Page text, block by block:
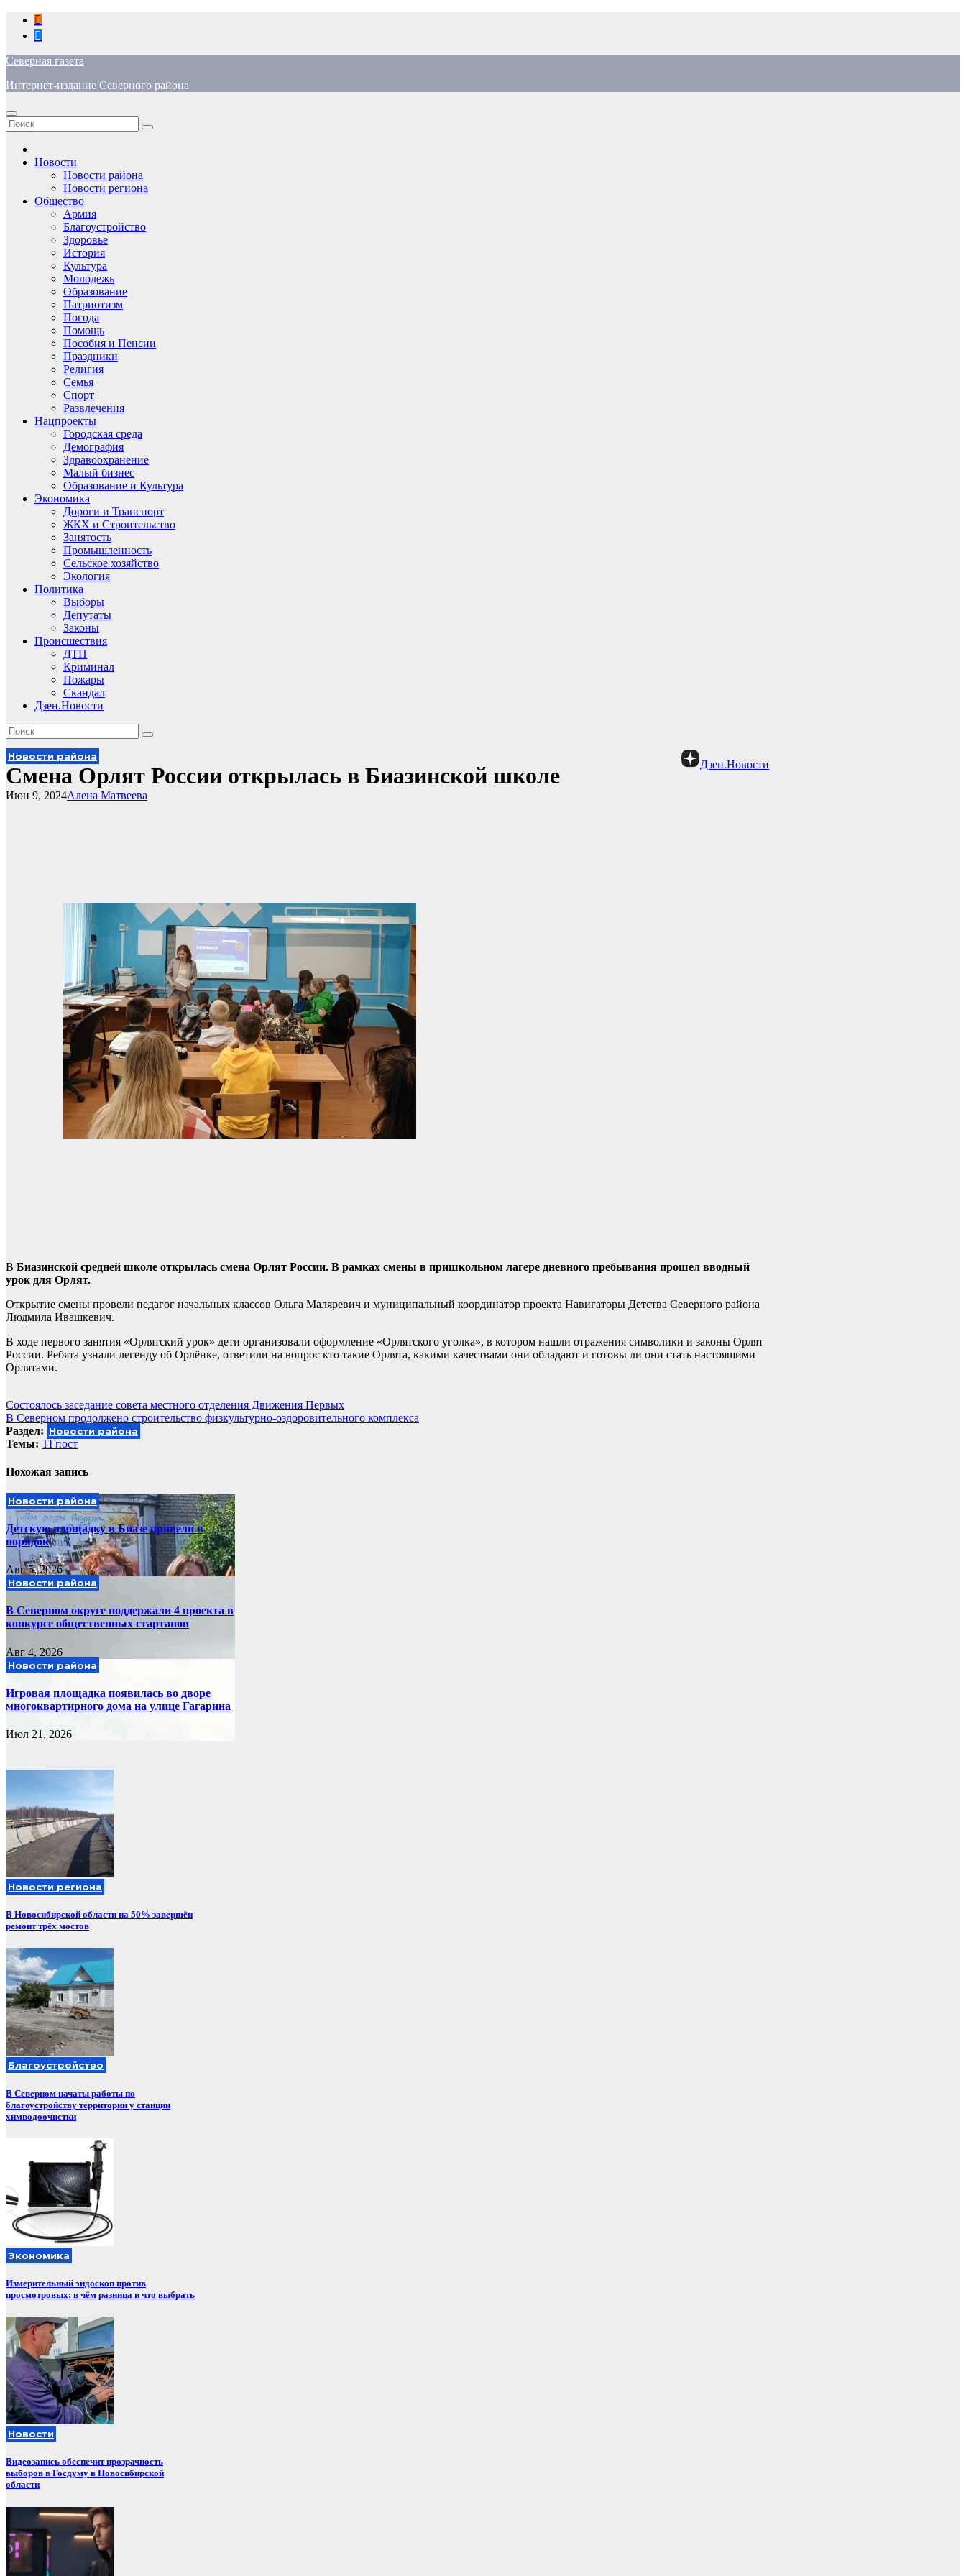
Перейти
содержимому
Северная газета
Интернет-издание Северного района
Новости
Новости района
Новости региона
Общество
Армия
Благоустройство
Здоровье
История
Культура
Молодежь
Образование
Патриотизм
Погода
Помощь
Пособия и Пенсии
Праздники
Религия
Семья
Спорт
Развлечения
Нацпроекты
Городская среда
Демография
Здравоохранение
Малый бизнес
Образование и Культура
Экономика
Дороги и Транспорт
ЖКХ и Строительство
Занятость
Промышленность
Сельское хозяйство
Экология
Политика
Выборы
Депутаты
Законы
Происшествия
ДТП
Криминал
Пожары
Скандал
Дзен.Новости
Дзен.Новости
Новости района
Смена Орлят России открылась в Биазинской школе
Алена Матвеева
Июн 9, 2024
В Биазинской средней школе открылась смена Орлят России. В рамках смены в пришкольном лагере дневного пребывания прошел вводный
урок для Орлят.
Открытие смены провели педагог начальных классов Ольга Маляревич и муниципальный координатор проекта Навигаторы Детства Северного района
Людмила Ивашкевич.
В ходе первого занятия «Орлятский урок» дети организовали оформление «Орлятского уголка», в котором нашли отражения символики и законы Орлят
России. Ребята узнали легенду об Орлёнке, ответили на вопрос кто такие Орлята, какими качествами они обладают и готовы ли они стать настоящими
Орлятами.
Навигация
по
записям
Состоялось заседание совета местного отделения Движения Первых
В Северном продолжено строительство физкультурно-оздоровительного комплекса
Раздел: Новости района
Темы: ТГпост
Похожая запись
Новости района
Детскую площадку в Биазе привели в
порядок
Авг 5, 2026
Новости района
В Северном округе поддержали 4 проекта в
конкурсе общественных стартапов
Авг 4, 2026
Новости района
Игровая площадка появилась во дворе
многоквартирного дома на улице Гагарина
Июл 21, 2026
Новости региона
В Новосибирской области на 50% завершён
ремонт трёх мостов
Благоустройство
В Северном начаты работы по
благоустройству территории у станции
химводоочистки
Экономика
Измерительный эндоскоп против
просмотровых: в чём разница и что выбрать
Новости
Видеозапись обеспечит прозрачность
выборов в Госдуму в Новосибирской
области